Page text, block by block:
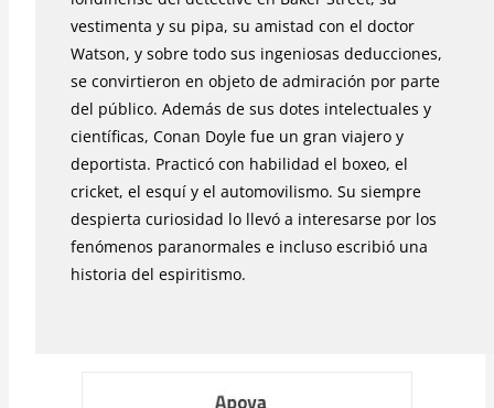
vestimenta y su pipa, su amistad con el doctor
Watson, y sobre todo sus ingeniosas deducciones,
se convirtieron en objeto de admiración por parte
del público. Además de sus dotes intelectuales y
científicas, Conan Doyle fue un gran viajero y
deportista. Practicó con habilidad el boxeo, el
cricket, el esquí y el automovilismo. Su siempre
despierta curiosidad lo llevó a interesarse por los
fenómenos paranormales e incluso escribió una
historia del espiritismo.